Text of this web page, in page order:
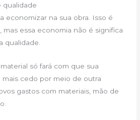
qualidade
economizar na sua obra. Isso é
essa economia não é significa
qualidade.
só fará com que sua
cedo por meio de outra
gastos com materiais, mão de